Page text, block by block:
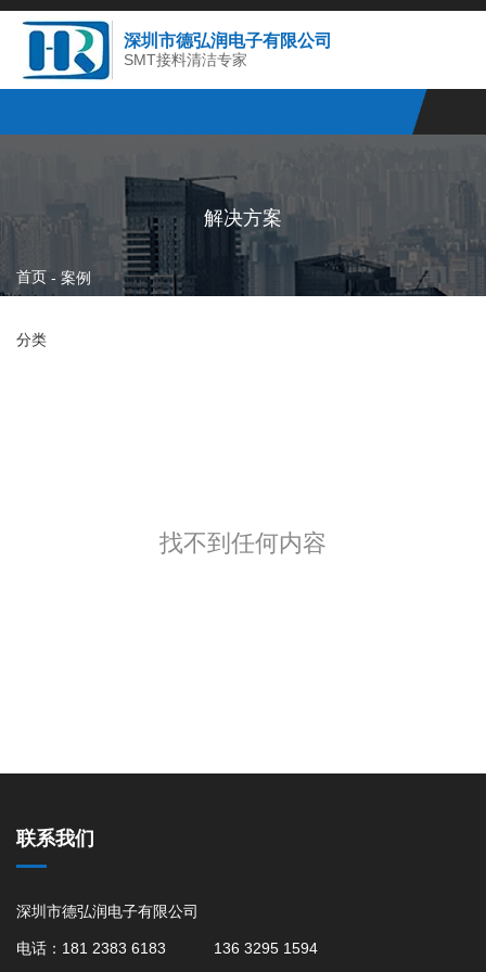
深圳市德弘润电子有限公司
SMT接料清洁专家
解决方案
首页 -案例
分类
找不到任何内容
联系我们
深圳市德弘润电子有限公司
电话：181 2383 6183 136 3295 1594